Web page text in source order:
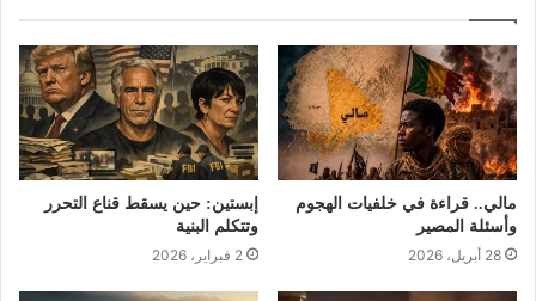
مالي.. قراءة في خلفيات الهجوم
وأسئلة المصير
28 أبريل، 2026
إبستين: حين يسقط قناع التحرر
وتتكلم البنية
2 فبراير، 2026